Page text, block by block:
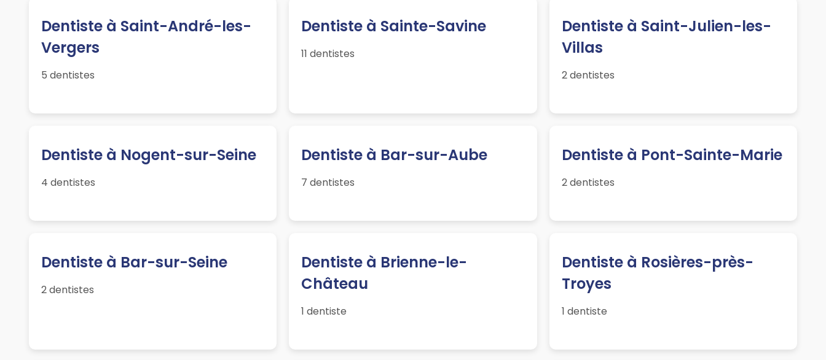
Dentiste à Saint-André-les-
Vergers
5 dentistes
Dentiste à Sainte-Savine
11 dentistes
Dentiste à Saint-Julien-les-
Villas
2 dentistes
Dentiste à Nogent-sur-Seine
4 dentistes
Dentiste à Bar-sur-Aube
7 dentistes
Dentiste à Pont-Sainte-Marie
2 dentistes
Dentiste à Bar-sur-Seine
2 dentistes
Dentiste à Brienne-le-
Château
1 dentiste
Dentiste à Rosières-près-
Troyes
1 dentiste